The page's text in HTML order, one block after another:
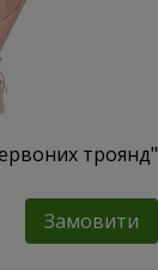
троянд"
Замовити